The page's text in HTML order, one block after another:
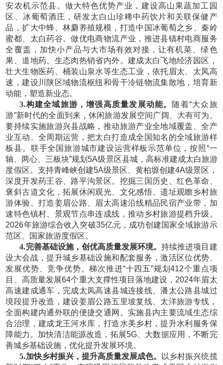
安农机示范县。做大特色优势产业，建设高山果蔬加工园
区、冰葡萄酒庄，研发太白山珍稀中药饮片和关联保健产
品，扩大中蜂、林麝养殖规模，打造中国冰葡萄之乡、秦岭
蜜都、太白药谷。做优电商物流产业，推进县镇村电商服务
全覆盖，加快小产品与大市场有效对接，让有机菜、绿色
果、道地药、生态肉热销省内外。建成太白飞地经济园区，
壮大生物医药、桶装山泉水等生态工业，依托眉太、太凤高
速，建设川陕区域物流枢纽和骨干冷链物流集散地，培育新
动能，塑造新业态。
3.构建全域旅游，增强高质量发展动能。 随着“大众旅
游”新时代的全面到来，休闲旅游发展空间广阔、大有可为。
要持续实施旅游兴县战略，推动旅游产业全地域覆盖、全产
业互动、全周期运营，把太白打造成全国知名的全域旅游样
板县。联手全国旅游城市建设运营样板示范单位，按照“一
轴、两心、三板块”规划5A级景区县城，高标准建成太白旅游
度假区。支持青峰峡创建5A级景区、黄柏塬创建4A级景区，
深度开发药王谷、路平沟景区。挖掘三国历史、红色革命、
褒斜古道文化，拓展休闲观光、文化感悟、遗址观瞻乡村旅
游体验。打造姜眉公路、眉太高速沿线精品民宿产业带，加
速特色镇村、景观节点串连成线，推动乡村旅游提档升级。
2026年旅游综合收入突破35亿元，成功创建国家全域旅游示
范区、国家旅游度假区。
4.完善基础设施，创优高质量发展环境。持续推进项目建
设大会战，提升城乡基础设施和配套服务，激活区位优势、
发展优势、竞争优势。梯次推进“十四五”规划412个重点项
目、高质量发展64个重大支撑性项目落地建设，2024年眉太
高速建成通车，完成太凤高速县城连接线、潘太公路县城过
境段提升改造，建设姜眉公路五里坡复线、太洋旅游专线，
全面构建内通外联的便捷交通网。实施县内主要流域生态综
合治理，建成龙王河水库，打造水美乡村，提升水利服务保
障能力。加快清洁能源改造，拓展5G、大数据应用，不断完
善城乡基础设施，优化提升发展环境。
5.加快乡村振兴，提升高质量发展成色。
以乡村振兴统揽